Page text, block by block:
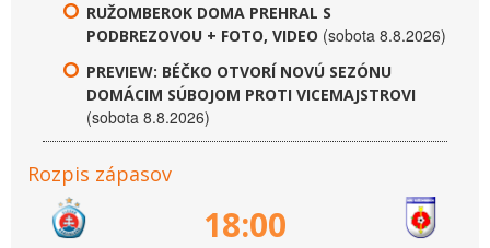
RUŽOMBEROK DOMA PREHRAL S
PODBREZOVOU + FOTO, VIDEO (sobota 8.8.2026)
PREVIEW: BÉČKO OTVORÍ NOVÚ SEZÓNU
DOMÁCIM SÚBOJOM PROTI VICEMAJSTROVI
(sobota 8.8.2026)
Rozpis zápasov
18:00